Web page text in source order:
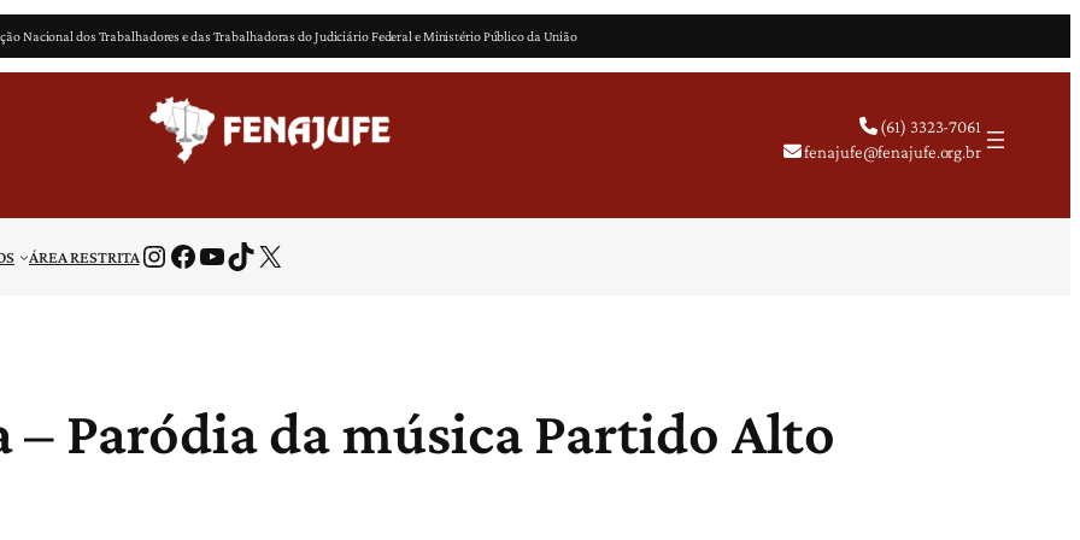
Nacional dos Trabalhadores e das Trabalhadoras do Judiciário Federal e Ministério Público da União
(61) 3323-7061
fenajufe@fenajufe.org.br
ÁREA RESTRITAInstagram Facebook Youtube TikTok X
Paródia da música Partido Alto